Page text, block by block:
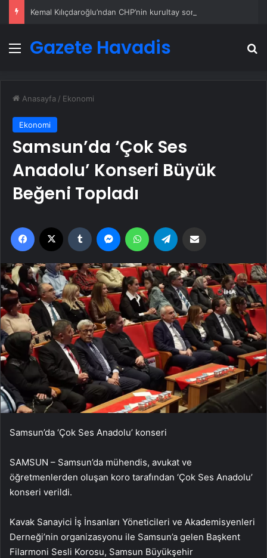
Menü
Gazete Havadis
Anasayfa / Ekonomi
Ekonomi
Samsun’da ‘Çok Ses
Anadolu’ Konseri Büyük
Beğeni Topladı
Facebook Tumblr MessengerWhatsApp
Samsun’da ‘Çok Ses Anadolu’ konseri
SAMSUN – Samsun’da mühendis, avukat ve
öğretmenlerden oluşan koro tarafından ‘Çok Ses Anadolu’
konseri verildi.
Kavak Sanayici İş İnsanları Yöneticileri ve Akademisyenleri
Derneği’nin organizasyonu ile Samsun’a gelen Başkent
Filarmoni Sesli Korosu, Samsun Büyükşehir